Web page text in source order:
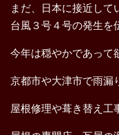
まだ、日本に接近して
台風３号４号の発生を
今年は穏やかであって
京都市や大津市で雨漏
屋根修理や葺き替え工